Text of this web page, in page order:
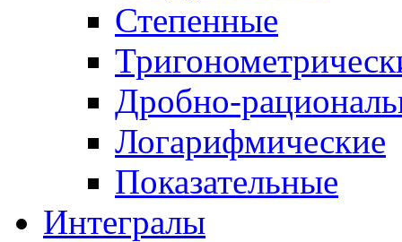
Степенные
Дробно-
Логарифмические
Показательные
Интегралы